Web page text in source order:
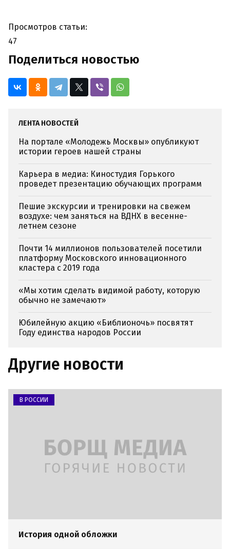
Просмотров статьи:
47
Поделиться новостью
ЛЕНТА НОВОСТЕЙ
На портале «Молодежь Москвы» опубликуют
истории героев нашей страны
Карьера в медиа: Киностудия Горького
проведет презентацию обучающих программ
Пешие экскурсии и тренировки на свежем
воздухе: чем заняться на ВДНХ в весенне-
летнем сезоне
Почти 14 миллионов пользователей посетили
платформу Московского инновационного
кластера с 2019 года
«Мы хотим сделать видимой работу, которую
обычно не замечают»
Юбилейную акцию «Библионочь» посвятят
Году единства народов России
Другие новости
В РОССИИ
История одной обложки